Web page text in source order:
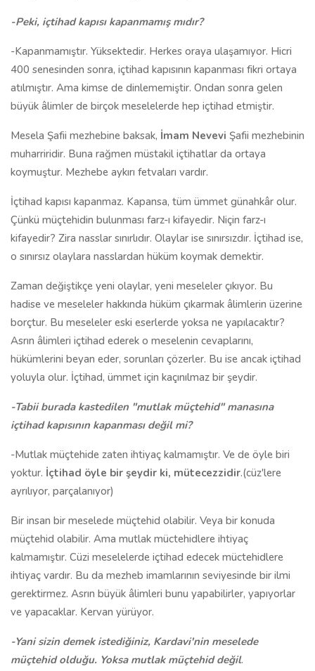
-Peki, içtihad kapısı kapanmamış mıdır?
-Kapanmamıştır. Yüksektedir. Herkes oraya ulaşamıyor. Hicri
400 senesinden sonra, içtihad kapısının kapanması fikri ortaya
atılmıştır. Ama kimse de dinlememiştir. Ondan sonra gelen
büyük âlimler de birçok meselelerde hep içtihad etmiştir.
Mesela Şafii mezhebine baksak, İmam Nevevi Şafii mezhebinin
muharriridir. Buna rağmen müstakil içtihatlar da ortaya
koymuştur. Mezhebe aykırı fetvaları vardır.
İçtihad kapısı kapanmaz. Kapansa, tüm ümmet günahkâr olur.
Çünkü müçtehidin bulunması farz-ı kifayedir. Niçin farz-ı
kifayedir? Zira nasslar sınırlıdır. Olaylar ise sınırsızdır. İçtihad ise,
o sınırsız olaylara nasslardan hüküm koymak demektir.
Zaman değiştikçe yeni olaylar, yeni meseleler çıkıyor. Bu
hadise ve meseleler hakkında hüküm çıkarmak âlimlerin üzerine
borçtur. Bu meseleler eski eserlerde yoksa ne yapılacaktır?
Asrın âlimleri içtihad ederek o meselenin cevaplarını,
hükümlerini beyan eder, sorunları çözerler. Bu ise ancak içtihad
yoluyla olur. İçtihad, ümmet için kaçınılmaz bir şeydir.
-Tabii burada kastedilen "mutlak müçtehid" manasına
içtihad kapısının kapanması değil mi?
-Mutlak müçtehide zaten ihtiyaç kalmamıştır. Ve de öyle biri
yoktur. İçtihad öyle bir şeydir ki, mütecezzidir.(cüz'lere
ayrılıyor, parçalanıyor)
Bir insan bir meselede müçtehid olabilir. Veya bir konuda
müçtehid olabilir. Ama mutlak müctehidlere ihtiyaç
kalmamıştır. Cüzi meselelerde içtihad edecek müctehidlere
ihtiyaç vardır. Bu da mezheb imamlarının seviyesinde bir ilmi
gerektirmez. Asrın büyük âlimleri bunu yapabilirler, yapıyorlar
ve yapacaklar. Kervan yürüyor.
-Yani sizin demek istediğiniz, Kardavi'nin meselede
müçtehid olduğu. Yoksa mutlak müçtehid değil.